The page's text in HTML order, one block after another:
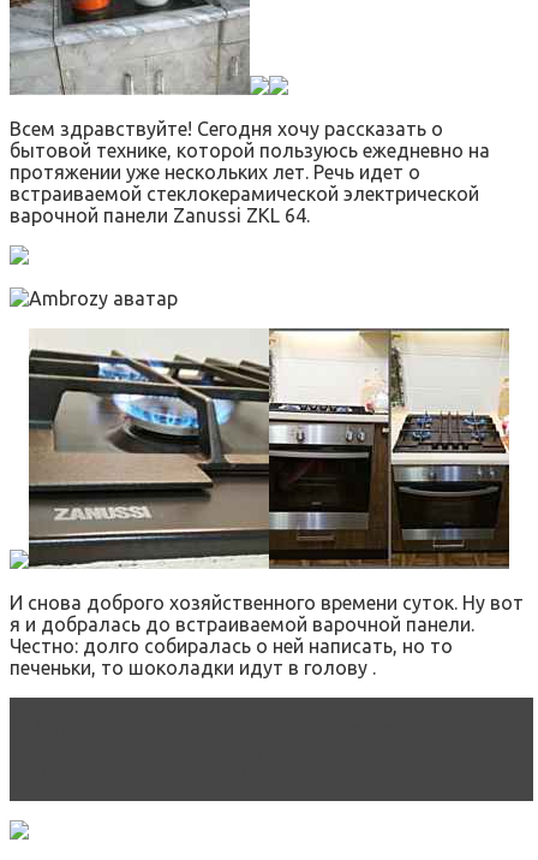
Всем здравствуйте! Сегодня хочу рассказать о
бытовой технике, которой пользуюсь ежедневно на
протяжении уже нескольких лет. Речь идет о
встраиваемой стеклокерамической электрической
варочной панели Zanussi ZKL 64.
И снова доброго хозяйственного времени суток. Ну вот
я и добралась до встраиваемой варочной панели.
Честно: долго собиралась о ней написать, но то
печеньки, то шоколадки идут в голову .